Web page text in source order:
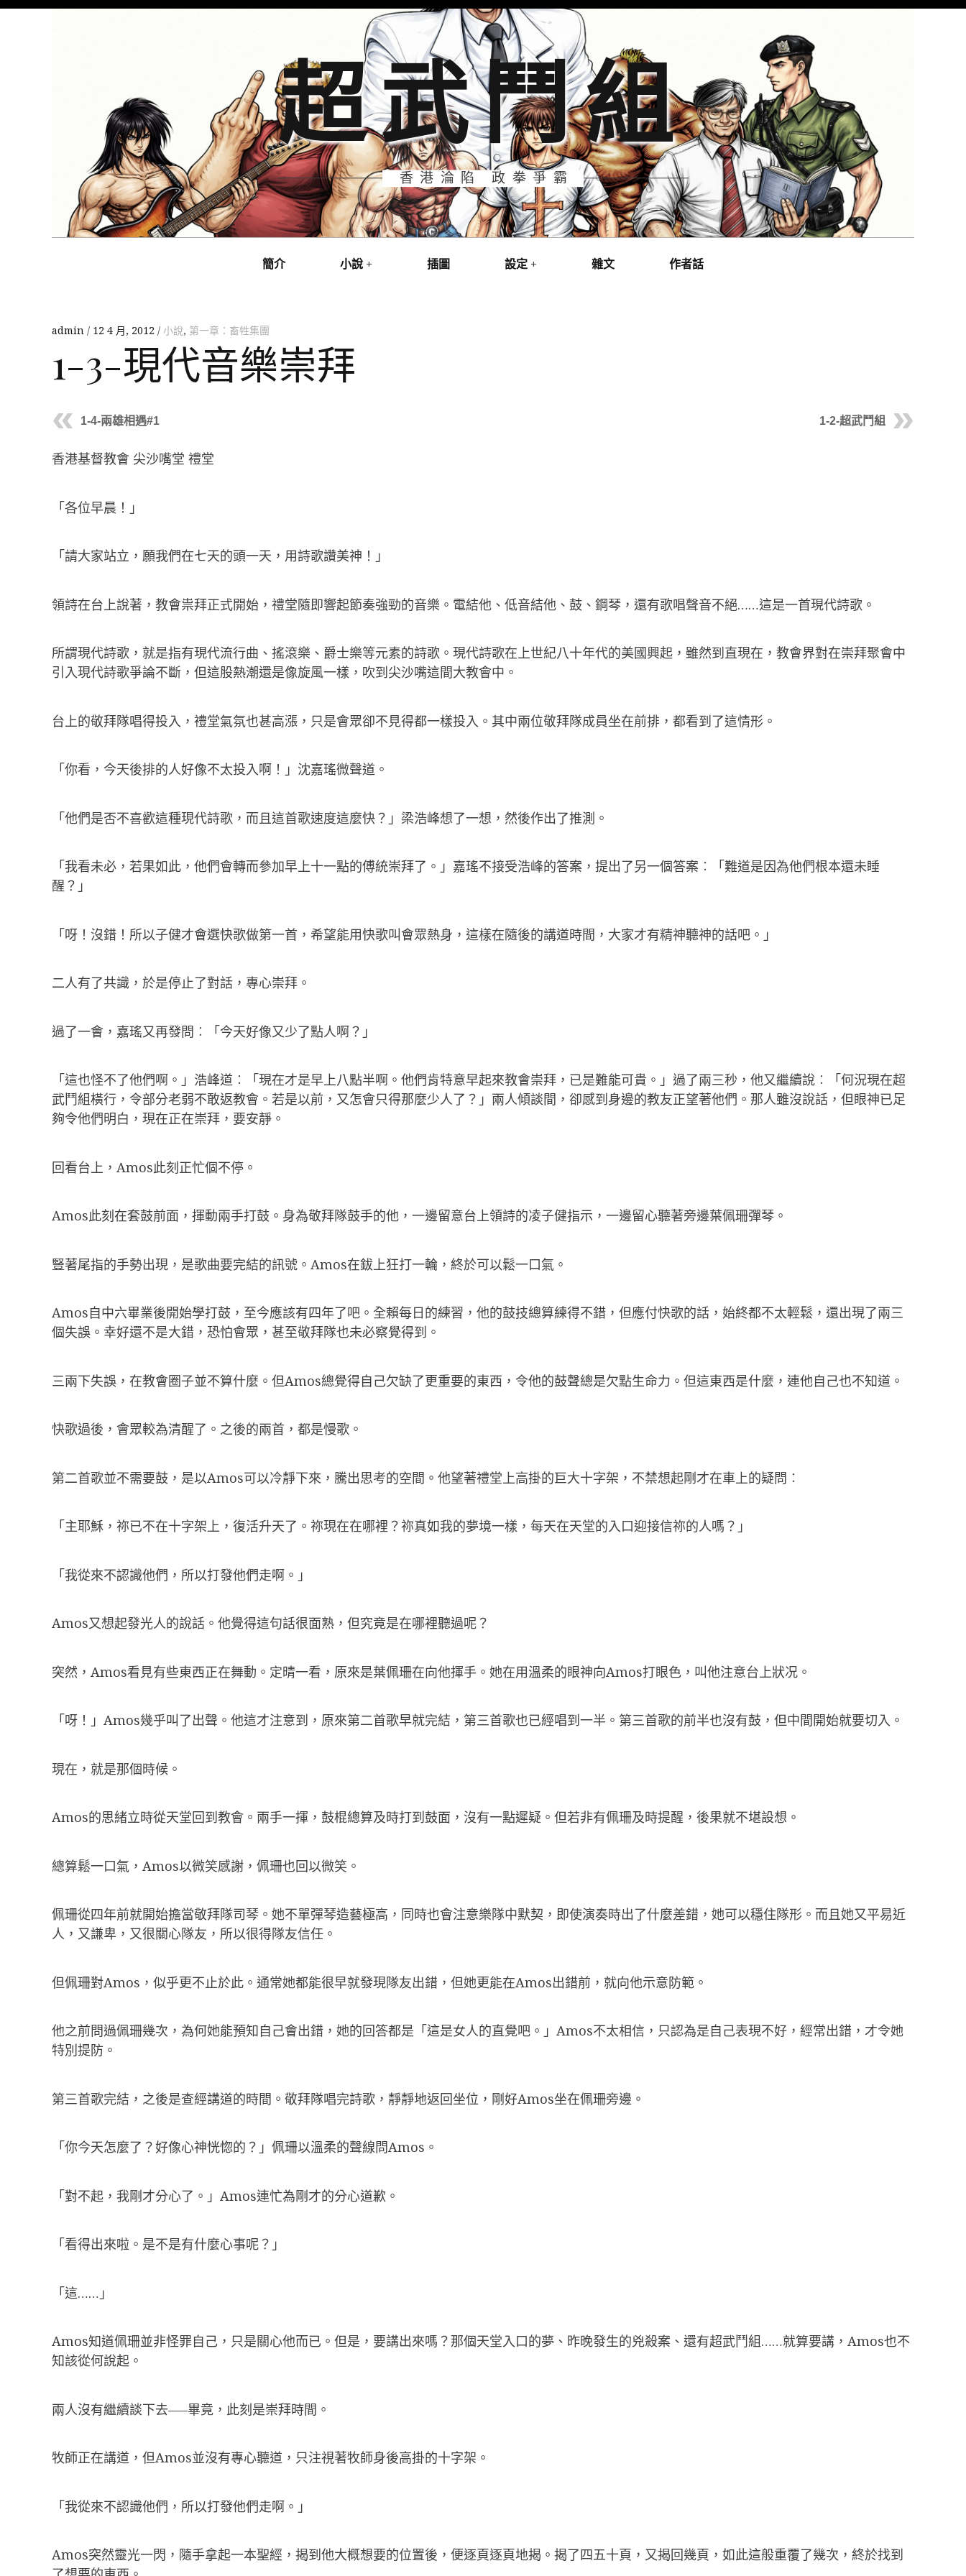
超武鬥組
香港淪陷 政拳爭霸
簡介 小說 插圖 設定 雜文 作者話
admin 12 4 月, 2012 小說, 第一章：畜牲集團
1-3-現代音樂崇拜
1-4-兩雄相遇#1 1-2-超武鬥組
香港基督教會 尖沙嘴堂 禮堂
「各位早晨！」
「請大家站立，願我們在七天的頭一天，用詩歌讚美神！」
領詩在台上說著，教會祟拜正式開始，禮堂隨即響起節奏強勁的音樂。電結他、低音結他、鼓、鋼琴，還有歌唱聲音不絕……這是一首現代詩歌。
所謂現代詩歌，就是指有現代流行曲、搖滾樂、爵士樂等元素的詩歌。現代詩歌在上世紀八十年代的美國興起，雖然到直現在，教會界對在崇拜聚會中
引入現代詩歌爭論不斷，但這股熱潮還是像旋風一樣，吹到尖沙嘴這間大教會中。
台上的敬拜隊唱得投入，禮堂氣氛也甚高漲，只是會眾卻不見得都一樣投入。其中兩位敬拜隊成員坐在前排，都看到了這情形。
「你看，今天後排的人好像不太投入啊！」沈嘉瑤微聲道。
「他們是否不喜歡這種現代詩歌，而且這首歌速度這麼快？」梁浩峰想了一想，然後作出了推測。
「我看未必，若果如此，他們會轉而參加早上十一點的傅統崇拜了。」嘉瑤不接受浩峰的答案，提出了另一個答案︰「難道是因為他們根本還未睡
醒？」
「呀！沒錯！所以子健才會選快歌做第一首，希望能用快歌叫會眾熱身，這樣在隨後的講道時間，大家才有精神聽神的話吧。」
二人有了共識，於是停止了對話，專心崇拜。
過了一會，嘉瑤又再發問︰「今天好像又少了點人啊？」
「這也怪不了他們啊。」浩峰道︰「現在才是早上八點半啊。他們肯特意早起來教會崇拜，已是難能可貴。」過了兩三秒，他又繼續說︰「何況現在超
武鬥組橫行，令部分老弱不敢返教會。若是以前，又怎會只得那麼少人了？」兩人傾談間，卻感到身邊的教友正望著他們。那人雖沒說話，但眼神已足
夠令他們明白，現在正在崇拜，要安靜。
回看台上，Amos此刻正忙個不停。
Amos此刻在套鼓前面，揮動兩手打鼓。身為敬拜隊鼓手的他，一邊留意台上領詩的凌子健指示，一邊留心聽著旁邊葉佩珊彈琴。
豎著尾指的手勢出現，是歌曲要完結的訊號。Amos在鈸上狂打一輪，終於可以鬆一口氣。
Amos自中六畢業後開始學打鼓，至今應該有四年了吧。全賴每日的練習，他的鼓技總算練得不錯，但應付快歌的話，始終都不太輕鬆，還出現了兩三
個失誤。幸好還不是大錯，恐怕會眾，甚至敬拜隊也未必察覺得到。
三兩下失誤，在教會圈子並不算什麼。但Amos總覺得自己欠缺了更重要的東西，令他的鼓聲總是欠點生命力。但這東西是什麼，連他自己也不知道。
快歌過後，會眾較為清醒了。之後的兩首，都是慢歌。
第二首歌並不需要鼓，是以Amos可以冷靜下來，騰出思考的空間。他望著禮堂上高掛的巨大十字架，不禁想起剛才在車上的疑問︰
「主耶穌，祢已不在十字架上，復活升天了。祢現在在哪裡？祢真如我的夢境一樣，每天在天堂的入口迎接信祢的人嗎？」
「我從來不認識他們，所以打發他們走啊。」
Amos又想起發光人的說話。他覺得這句話很面熟，但究竟是在哪裡聽過呢？
突然，Amos看見有些東西正在舞動。定晴一看，原來是葉佩珊在向他揮手。她在用溫柔的眼神向Amos打眼色，叫他注意台上狀况。
「呀！」Amos幾乎叫了出聲。他這才注意到，原來第二首歌早就完結，第三首歌也已經唱到一半。第三首歌的前半也沒有鼓，但中間開始就要切入。
現在，就是那個時候。
Amos的思緒立時從天堂回到教會。兩手一揮，鼓棍總算及時打到鼓面，沒有一點遲疑。但若非有佩珊及時提醒，後果就不堪設想。
總算鬆一口氣，Amos以微笑感謝，佩珊也回以微笑。
佩珊從四年前就開始擔當敬拜隊司琴。她不單彈琴造藝極高，同時也會注意樂隊中默契，即使演奏時出了什麼差錯，她可以穩住隊形。而且她又平易近
人，又謙卑，又很關心隊友，所以很得隊友信任。
但佩珊對Amos，似乎更不止於此。通常她都能很早就發現隊友出錯，但她更能在Amos出錯前，就向他示意防範。
他之前問過佩珊幾次，為何她能預知自己會出錯，她的回答都是「這是女人的直覺吧。」Amos不太相信，只認為是自己表現不好，經常出錯，才令她
特別提防。
第三首歌完結，之後是查經講道的時間。敬拜隊唱完詩歌，靜靜地返回坐位，剛好Amos坐在佩珊旁邊。
「你今天怎麼了？好像心神恍惚的？」佩珊以溫柔的聲線問Amos。
「對不起，我剛才分心了。」Amos連忙為剛才的分心道歉。
「看得出來啦。是不是有什麼心事呢？」
「這……」
Amos知道佩珊並非怪罪自己，只是關心他而已。但是，要講出來嗎？那個天堂入口的夢、昨晚發生的兇殺案、還有超武鬥組……就算要講，Amos也不
知該從何說起。
兩人沒有繼續談下去—–畢竟，此刻是崇拜時間。
牧師正在講道，但Amos並沒有專心聽道，只注視著牧師身後高掛的十字架。
「我從來不認識他們，所以打發他們走啊。」
Amos突然靈光一閃，隨手拿起一本聖經，揭到他大概想要的位置後，便逐頁逐頁地揭。揭了四五十頁，又揭回幾頁，如此這般重覆了幾次，終於找到